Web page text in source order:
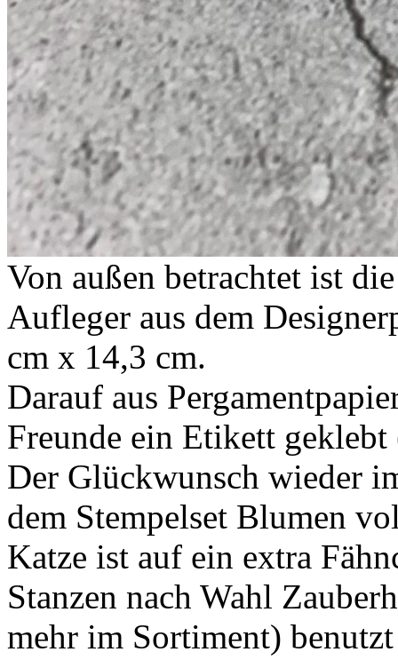
Von außen betrachtet ist
Aufleger aus dem
cm x 14,3 cm.
Darauf aus
Freunde ein Etikett
Der Glückwunsch wieder
dem Stempelset Blumen
Katze ist auf ein extra
Stanzen nach Wahl
mehr im Sortiment)